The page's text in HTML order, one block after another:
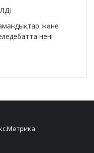
және
нені